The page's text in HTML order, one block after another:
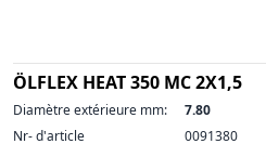
ÖLFLEX HEAT 350 MC 2X1,5
Diamètre extérieure mm:
7.80
Nr- d'article
0091380